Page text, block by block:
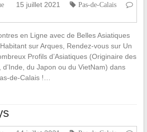
15 juillet 2021
Pas-de-Calais
en Ligne avec de Belles Asiatiques
sur Arques, Rendez-vous sur Un
Profils d’Asiatiques (Originaire des
du Japon ou du VietNam) dans
de-Calais !…